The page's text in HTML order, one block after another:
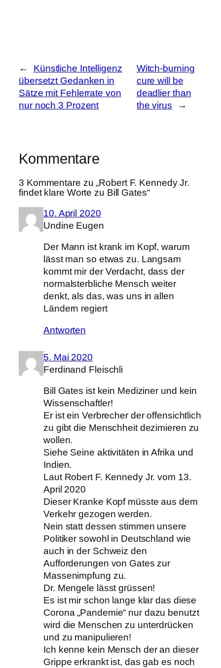
←
Künstliche Intelligenz
übersetzt Gedanken in
Sätze mit Fehlerrate von
nur noch 3 Prozent
Witch-burning
cure will be
deadlier than
the virus
→
Kommentare
3 Kommentare zu „Robert F. Kennedy Jr.
findet klare Worte zu Bill Gates“
10. April 2020
Undine Eugen
Der Mann ist krank im Kopf, warum
lässt man so etwas zu. Langsam
kommt mir der Verdacht, dass der
normalsterbliche Mensch weiter
denkt, als das, was uns in allen
Ländern regiert
Antworten
5. Mai 2020
Ferdinand Fleischli
Bill Gates ist kein Mediziner und kein
Wissenschaftler!
Er ist ein Verbrecher der offensichtlich
zu gibt die Menschheit dezimieren zu
wollen.
Siehe Seine aktivitäten in Afrika und
Indien.
Laut Robert F. Kennedy Jr. vom 13.
April 2020
Dieser Kranke Kopf müsste aus dem
Verkehr gezogen werden.
Nein statt dessen stimmen unsere
Politiker sowohl in Deutschland wie
auch in der Schweiz den
Aufforderungen von Gates zur
Massenimpfung zu.
Dr. Mengele lässt grüssen!
Es ist mir schon lange klar das diese
Corona „Pandemie“ nur dazu benutzt
wird die Menschen zu unterdrücken
und zu manipulieren!
Ich kenne kein Mensch der an dieser
Grippe erkrankt ist, das gab es noch